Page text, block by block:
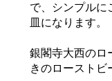
で、シンプルに
皿になります。
銀閣寺大西のロ
きのローストビ